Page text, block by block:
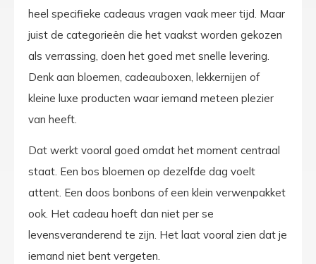
heel specifieke cadeaus vragen vaak meer tijd. Maar
juist de categorieën die het vaakst worden gekozen
als verrassing, doen het goed met snelle levering.
Denk aan bloemen, cadeauboxen, lekkernijen of
kleine luxe producten waar iemand meteen plezier
van heeft.
Dat werkt vooral goed omdat het moment centraal
staat. Een bos bloemen op dezelfde dag voelt
attent. Een doos bonbons of een klein verwenpakket
ook. Het cadeau hoeft dan niet per se
levensveranderend te zijn. Het laat vooral zien dat je
iemand niet bent vergeten.